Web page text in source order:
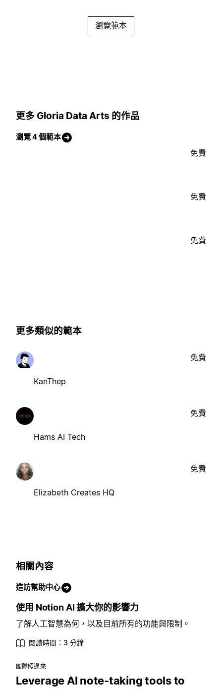
瀏覽範本
更多 Gloria Data Arts 的作品
瀏覽 4 個範本
免費
免費
免費
更多類似的範本
KanThep
免費
Hams AI Tech
免費
Elizabeth Creates HQ
免費
相關內容
造訪幫助中心
使用 Notion AI 擴大你的影響力
了解人工智慧為何，以及目前所有的功能與限制。
閱讀時間：3 分鐘
團隊照過來
Leverage AI note-taking tools to